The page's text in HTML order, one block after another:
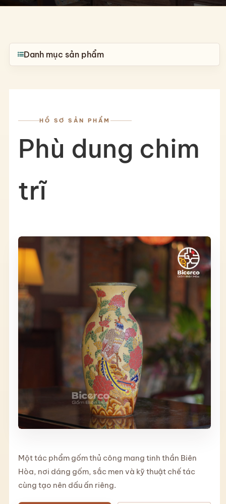
củaDanh mục sản phẩm
HỒ SƠ SẢN PHẨM
Phù dung chim
trĩ
Một tác phẩm gốm thủ công mang tinh thần Biên
Hòa, nơi dáng gốm, sắc men và kỹ thuật chế tác
cùng tạo nên dấu ấn riêng.